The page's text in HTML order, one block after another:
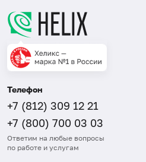
Телефон
+7 (812) 309 12 21
+7 (800) 700 03 03
Ответим на любые вопросы
по работе и услугам